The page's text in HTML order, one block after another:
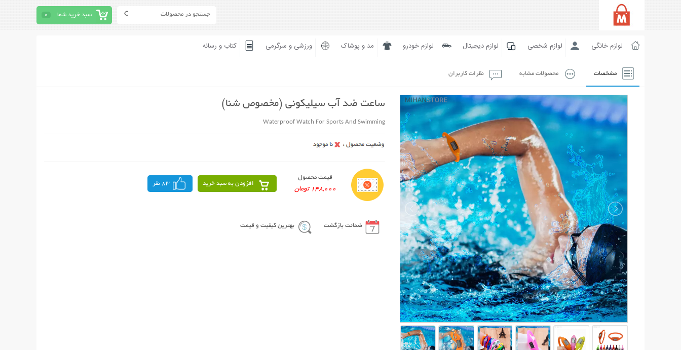
سبد خرید شما 0
لوازم خانگی لوازم شخصی لوازم دیجیتال لوازم خودرو مد و پوشاک ورزشی و سرگرمی کتاب و رسانه
مشخصات محصولات مشابه نظرات کاربران
ساعت ضد آب سیلیکونی (مخصوص شنا)
Waterproof Watch For Sports And Swimming
قیمت محصول
148,000 تومان
افزودن به سبد خرید 83 نفر
ضمانت بازگشت بهترین کیفیت و قیمت